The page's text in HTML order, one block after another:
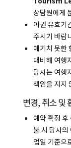
상담원에게
여권 유효기
주시기 바랍
예기치 못한
대비해 여행
당사는 여행
책임을 지지
변경, 취소 및
예약 확정
불 시 당사의
업일 기준으